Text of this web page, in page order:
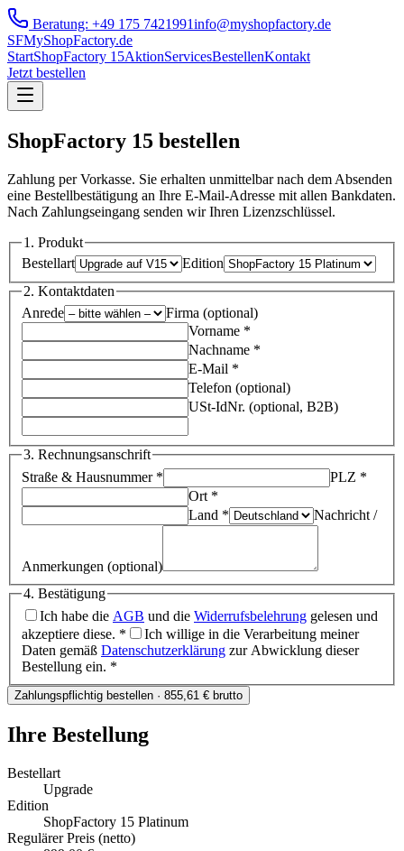
Beratung: +49 175 7421991info@myshopfactory.de
SFMyShopFactory.de
StartShopFactory 15AktionServicesBestellenKontakt
Jetzt bestellen
ShopFactory 15 bestellen
Zahlung per Vorkasse. Sie erhalten unmittelbar nach dem Absenden
eine Bestellbestätigung an Ihre E-Mail-Adresse mit allen Bankdaten.
Nach Zahlungseingang senden wir Ihren Lizenzschlüssel.
1. Produkt
Bestellart
Edition
2. Kontaktdaten
Anrede
Firma (optional)
Vorname *
Nachname *
E-Mail *
Telefon (optional)
USt-IdNr. (optional, B2B)
3. Rechnungsanschrift
Straße & Hausnummer *
PLZ *
Ort *
Land *
Nachricht /
Anmerkungen (optional)
4. Bestätigung
Ich habe die AGB und die Widerrufsbelehrung gelesen und
akzeptiere diese. *
Ich willige in die Verarbeitung meiner
Daten gemäß Datenschutzerklärung zur Abwicklung dieser
Bestellung ein. *
Zahlungspflichtig bestellen · 855,61 € brutto
Ihre Bestellung
Bestellart
Upgrade
Edition
ShopFactory 15 Platinum
Regulärer Preis (netto)